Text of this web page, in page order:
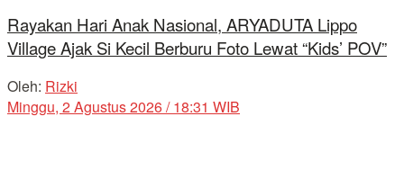
Rayakan Hari Anak Nasional, ARYADUTA Lippo
Village Ajak Si Kecil Berburu Foto Lewat “Kids’ POV”
Oleh: Rizki
Minggu, 2 Agustus 2026 / 18:31 WIB